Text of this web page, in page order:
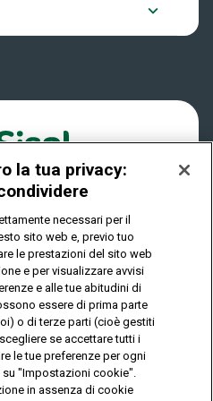
MINORI E PUÒ CAUSARE
PATOLOGICA
S.p.A. - P.I. 02433760135
Cookies
Mappa
del
sito
la tua privacy:
necessari per il
sito web e, previo tuo
le prestazioni del sito web
e per visualizzare avvisi
e alle tue abitudini di
essere di prima parte
o di terze parti (cioè gestiti
se accettare tutti i
le tue preferenze per ogni
"Impostazioni cookie".
in assenza di cookie